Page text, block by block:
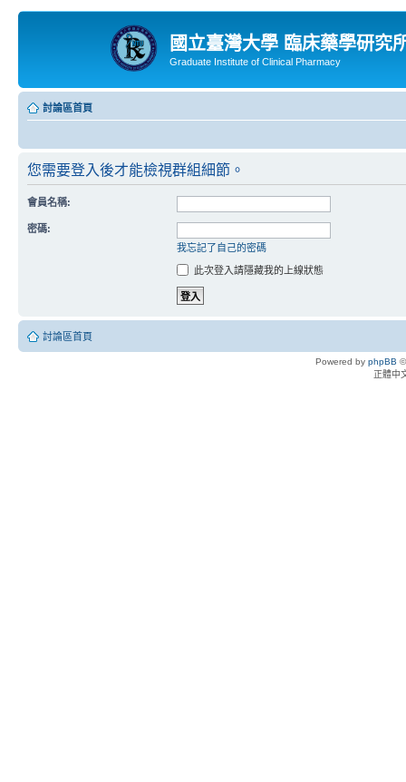
國立臺灣大學 臨床藥學研究
Graduate Institute of Clinical Pharmacy
討論區首頁
您需要登入後才能檢視群組細節。
會員名稱:
密碼:
我忘記了自己的密碼
此次登入請隱藏我的上線狀態
討論區首頁
Powered by phpBB
正體中